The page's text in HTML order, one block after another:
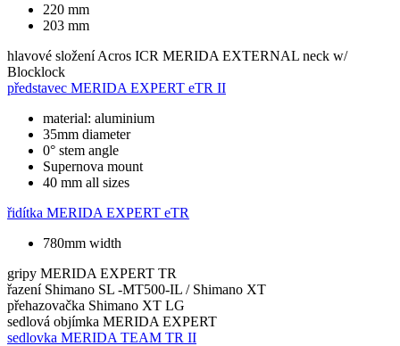
220 mm
203 mm
hlavové složení Acros ICR MERIDA EXTERNAL neck w/
Blocklock
představec MERIDA EXPERT eTR II
material: aluminium
35mm diameter
0° stem angle
Supernova mount
40 mm all sizes
řidítka MERIDA EXPERT eTR
780mm width
gripy MERIDA EXPERT TR
řazení Shimano SL -MT500-IL / Shimano XT
přehazovačka Shimano XT LG
sedlová objímka MERIDA EXPERT
sedlovka MERIDA TEAM TR II